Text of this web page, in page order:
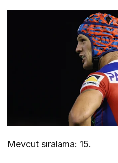
Mevcut sıralama: 15.